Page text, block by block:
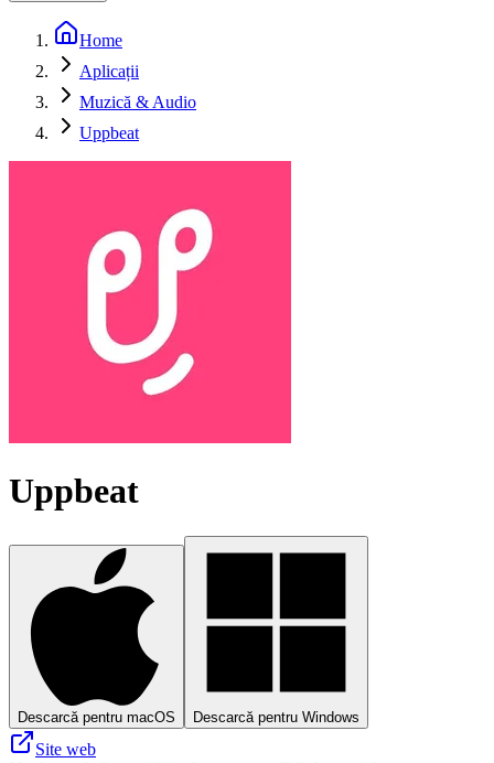
Home
Aplicații
Muzică & Audio
Uppbeat
Uppbeat
Descarcă pentru macOS Descarcă pentru Windows
Site web